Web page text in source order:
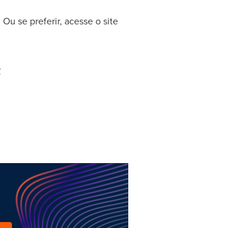
Ou se preferir, acesse o site